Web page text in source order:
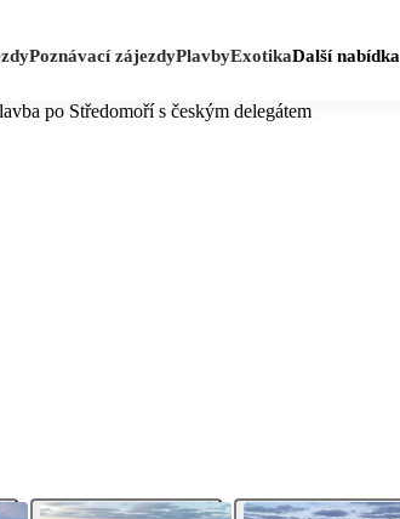
Poznávací zájezdyPlavbyExotikaDalší nabídka
po Středomoří s českým delegátem